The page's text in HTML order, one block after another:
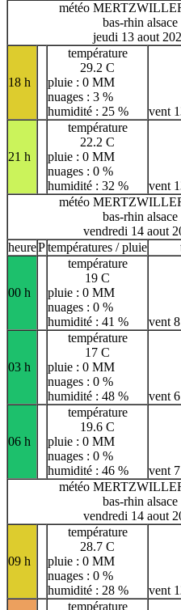
météo
bas-rhin alsace
jeudi 13 aout
18 h
température
29.2 C
pluie : 0 MM
nuages : 3 %
humidité : 25 %
vent
21 h
température
22.2 C
pluie : 0 MM
nuages : 0 %
humidité : 32 %
vent
météo
bas-rhin alsace
vendredi 14 aout
heurePtempératures / pluie
00 h
température
19 C
pluie : 0 MM
nuages : 0 %
humidité : 41 %
vent
03 h
température
17 C
pluie : 0 MM
nuages : 0 %
humidité : 48 %
vent
06 h
température
19.6 C
pluie : 0 MM
nuages : 0 %
humidité : 46 %
vent
météo
bas-rhin alsace
vendredi 14 aout
09 h
température
28.7 C
pluie : 0 MM
nuages : 0 %
humidité : 28 %
vent
température